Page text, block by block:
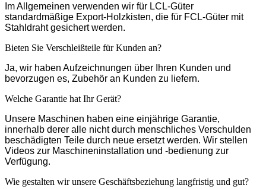
Im Allgemeinen verwenden wir für LCL-Güter
standardmäßige Export-Holzkisten, die für FCL-Güter mit
Stahldraht gesichert werden.
Bieten Sie Verschleißteile für Kunden an?
Ja, wir haben Aufzeichnungen über Ihren Kunden und
bevorzugen es, Zubehör an Kunden zu liefern.
Welche Garantie hat Ihr Gerät?
Unsere Maschinen haben eine einjährige Garantie,
innerhalb derer alle nicht durch menschliches Verschulden
beschädigten Teile durch neue ersetzt werden. Wir stellen
Videos zur Maschineninstallation und -bedienung zur
Verfügung.
Wie gestalten wir unsere Geschäftsbeziehung langfristig und gut?